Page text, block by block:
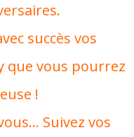
succès vos
que vous pourrez
!
Suivez vos